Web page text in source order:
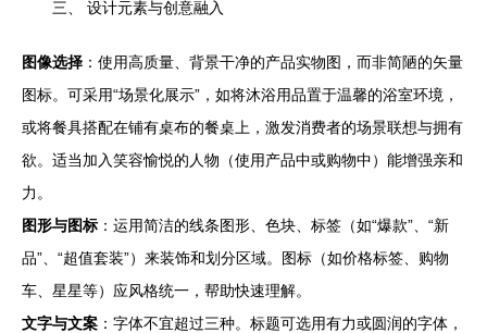
三、 设计元素与创意融入
图像选择 ：使用高质量、背景干净的产品实物图，而非简陋的矢量
图标。可采用“场景化展示”，如将沐浴用品置于温馨的浴室环境，
或将餐具搭配在铺有桌布的餐桌上，激发消费者的场景联想与拥有
欲。适当加入笑容愉悦的人物（使用产品中或购物中）能增强亲和
力。
图形与图标 ：运用简洁的线条图形、色块、标签（如“爆款”、“新
品”、“超值套装”）来装饰和划分区域。图标（如价格标签、购物
车、星星等）应风格统一，帮助快速理解。
文字与文案 ：字体不宜超过三种。标题可选用有力或圆润的字体，